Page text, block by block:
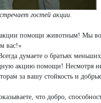
гостей акции.
помощи животным! Мы
вас!»
думаете о братьях
акцию помощи! Несмотря
за вашу стойкость и
что добро,